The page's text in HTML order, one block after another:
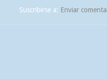
Suscribirse a: Enviar